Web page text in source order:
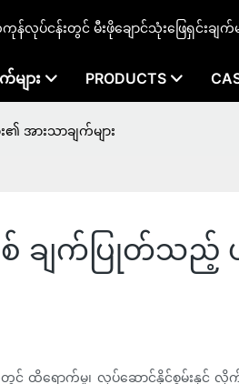
န်လုပ်ငန်းတွင် မီးဖိုချောင်သုံးဖြေရှင်းချ
များ PRODUCTS
အားသာချက်များ
ချက်ပြုတ်သည့်
ာကတွင် ထိရောက်မှု၊ လုပ်ဆောင်နိုင်စွမ်